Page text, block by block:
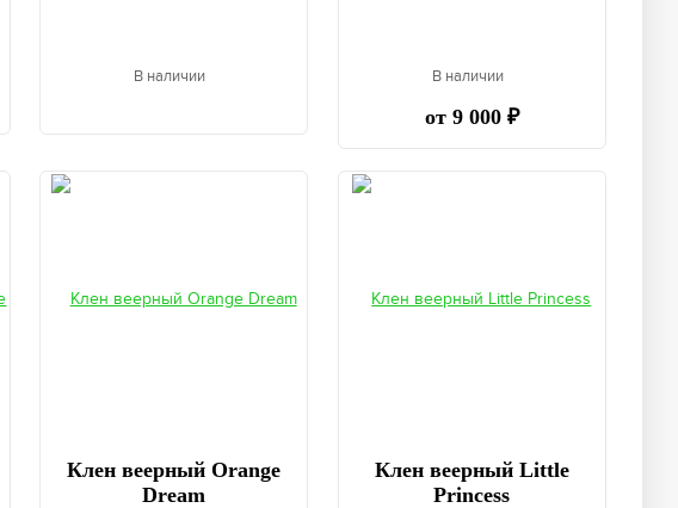
В наличии В наличии
от 9 000 ₽
Клен веерный Orange
Dream
Клен веерный Little
Princess